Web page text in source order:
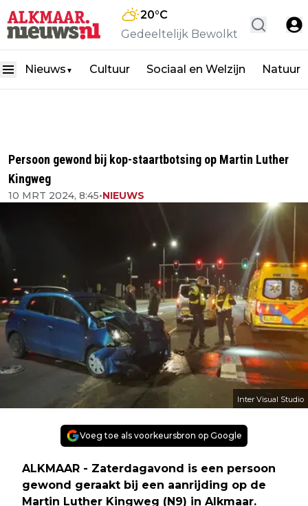
20°C
Gedeeltelijk Bewolkt
Nieuws ▼ Cultuur Sociaal en Welzijn Natuur
Persoon gewond bij kop-staartbotsing op Martin Luther
Kingweg
10 MRT 2024, 8:45•NIEUWS
Inter Visual Studio
Voeg toe als voorkeursbron op Google
ALKMAAR - Zaterdagavond is een persoon
gewond geraakt bij een aanrijding op de
Martin Luther Kingweg (N9) in Alkmaar.